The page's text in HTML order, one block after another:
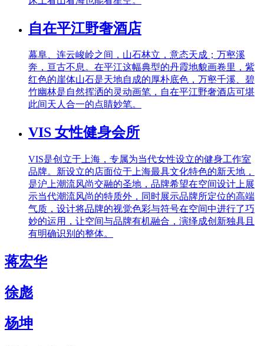
自在平江野奢酒店
幕阜、连云峻岭之间，山石林立，意态天成；万壑溪
奔，亘古不息。在平江这幅典型的丹霞地貌画卷里，紫
红色的崖体山石是天地自成的厚朴底色，万壑千溪、碧
竹幽林是自然挥洒的灵动画笔，自在平江野奢酒店可堪
此间天人合一的点睛妙笔。
VIS 女性健身会所
VIS是创立于上海，专属为当代女性设立的健身工作室
品牌。新设立的店面位于上海最具文化特色的新天地，
是沪上潮流风尚交融的圣地，品牌希望在空间设计上展
示当代潮流风尚的特质外，同时展示品牌所定位的高端
气质，设计将品牌的视觉色彩与符号在空间中进行了巧
妙的运用，让空间与品牌有机融合，演绎成创新独具且
有明确识别的整体。
蒋宏华
徐彪
杨坤